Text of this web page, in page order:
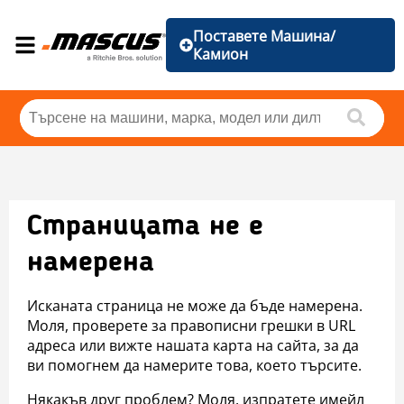
Поставете Машина/
Камион
Страницата не е
намерена
Исканата страница не може да бъде намерена.
Моля, проверете за правописни грешки в URL
адреса или вижте нашата карта на сайта, за да
ви помогнем да намерите това, което търсите.
Някакъв друг проблем? Моля, изпратете имейл